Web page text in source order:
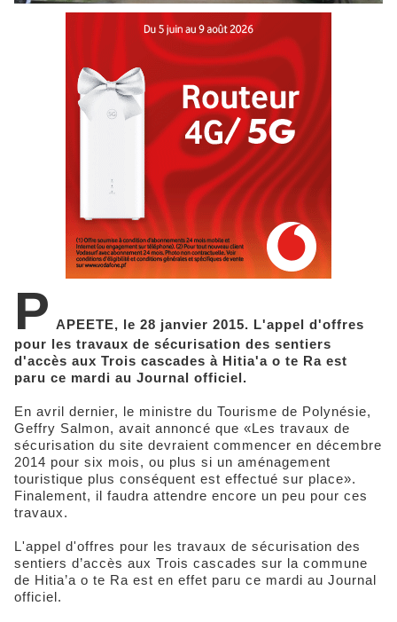
P APEETE, le 28 janvier 2015. L'appel d'offres
pour les travaux de sécurisation des sentiers
d'accès aux Trois cascades à Hitia'a o te Ra est
paru ce mardi au Journal officiel.
En avril dernier, le ministre du Tourisme de Polynésie,
Geffry Salmon, avait annoncé que «Les travaux de
sécurisation du site devraient commencer en décembre
2014 pour six mois, ou plus si un aménagement
touristique plus conséquent est effectué sur place».
Finalement, il faudra attendre encore un peu pour ces
travaux.
L'appel d'offres pour les travaux de sécurisation des
sentiers d’accès aux Trois cascades sur la commune
de Hitia’a o te Ra est en effet paru ce mardi au Journal
officiel.